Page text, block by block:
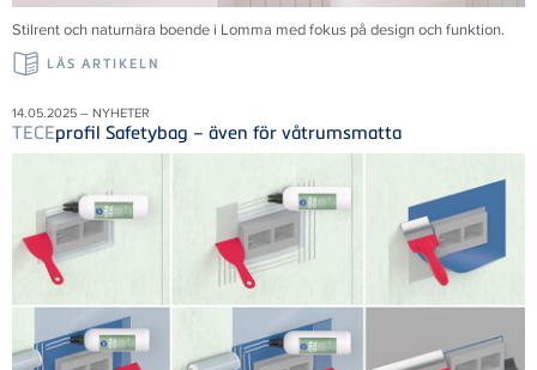
Stilrent och naturnära boende i Lomma med fokus på design och funktion.
LÄS ARTIKELN
14.05.2025 – NYHETER
TECEprofil Safetybag – även för våtrumsmatta